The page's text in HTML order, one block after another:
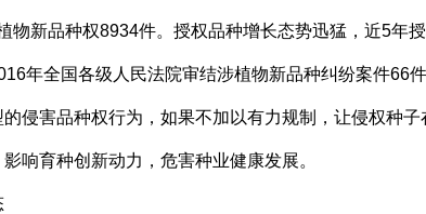
物新品种权8934件。授权品种增长态势迅猛，近5年
年全国各级人民法院审结涉植物新品种纠纷案件66
侵害品种权行为，如果不加以有力规制，让侵权种
响育种创新动力，危害种业健康发展。